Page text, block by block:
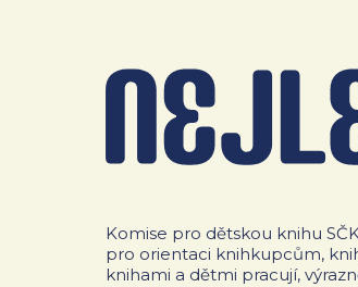
Komise pro dětskou knihu
pro orientaci knihkupcům,
knihami a dětmi pracují,